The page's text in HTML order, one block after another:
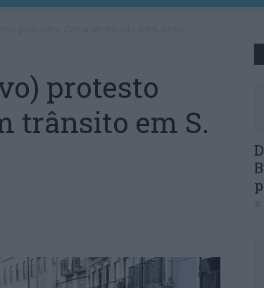
protesto
trânsito em S.